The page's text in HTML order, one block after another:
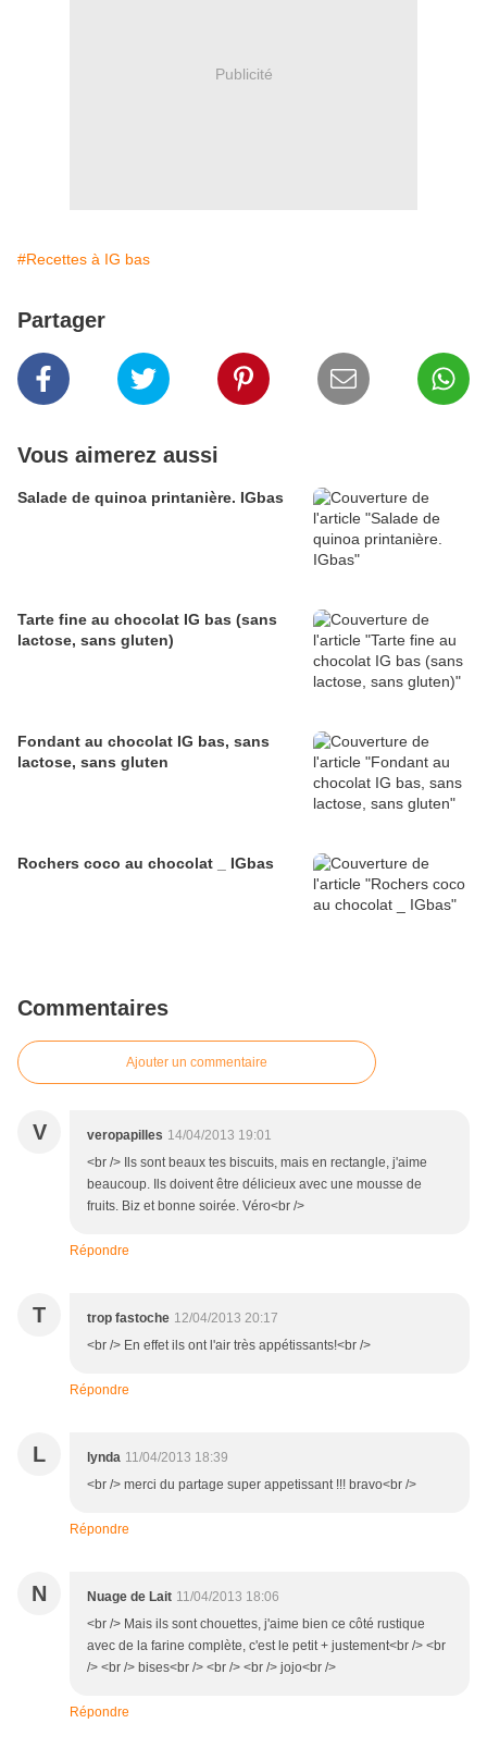
Publicité
#Recettes à IG bas
Partager
Vous aimerez aussi
Salade de quinoa printanière. IGbas
Tarte fine au chocolat IG bas (sans
lactose, sans gluten)
Fondant au chocolat IG bas, sans
lactose, sans gluten
Rochers coco au chocolat _ IGbas
Commentaires
Ajouter un commentaire
V veropapilles 14/04/2013 19:01
<br /> Ils sont beaux tes biscuits, mais en rectangle, j'aime
beaucoup. Ils doivent être délicieux avec une mousse de
fruits. Biz et bonne soirée. Véro<br />
Répondre
T trop fastoche 12/04/2013 20:17
<br /> En effet ils ont l'air très appétissants!<br />
Répondre
L lynda 11/04/2013 18:39
<br /> merci du partage super appetissant !!! bravo<br />
Répondre
N Nuage de Lait 11/04/2013 18:06
<br /> Mais ils sont chouettes, j'aime bien ce côté rustique
avec de la farine complète, c'est le petit + justement<br /> <br
/> <br /> bises<br /> <br /> <br /> jojo<br />
Répondre